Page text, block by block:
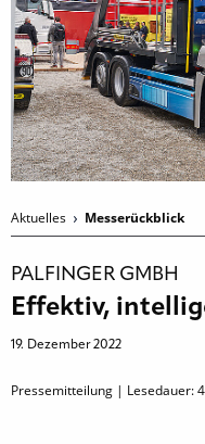
Aktuelles Messerückblick
PALFINGER GMBH
Effektiv,
19. Dezember 2022
Pressemitteilung | Lesedauer:4